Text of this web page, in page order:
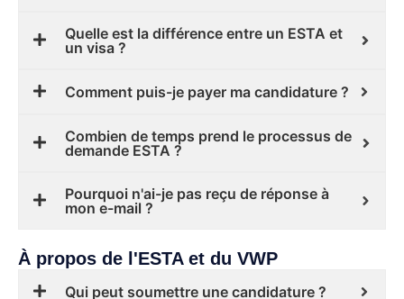
Quelle est la différence entre un ESTA et
un visa ?
Comment puis-je payer ma candidature ?
Combien de temps prend le processus de
demande ESTA ?
Pourquoi n'ai-je pas reçu de réponse à
mon e-mail ?
À propos de l'ESTA et du VWP
Qui peut soumettre une candidature ?